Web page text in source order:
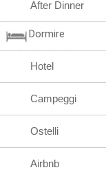
After Dinner
Dormire
Hotel
Campeggi
Ostelli
Airbnb